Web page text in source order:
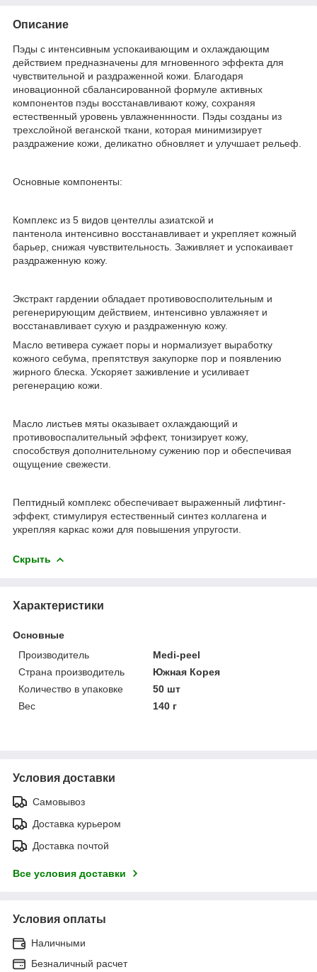
Описание
Пэды с интенсивным успокаивающим и охлаждающим
действием предназначены для мгновенного эффекта для
чувствительной и раздраженной кожи. Благодаря
иновационной сбалансированной формуле активных
компонентов пэды восстанавливают кожу, сохраняя
естественный уровень увлажненнности. Пэды созданы из
трехслойной веганской ткани, которая минимизирует
раздражение кожи, деликатно обновляет и улучшает рельеф.
Основные компоненты:
Комплекс из 5 видов центеллы азиатской и
пантенола интенсивно восстанавливает и укрепляет кожный
барьер, снижая чувствительность. Заживляет и успокаивает
раздраженную кожу.
Экстракт гардении обладает противовосполительным и
регенерирующим действием, интенсивно увлажняет и
восстанавливает сухую и раздраженную кожу.
Масло ветивера сужает поры и нормализует выработку
кожного себума, препятствуя закупорке пор и появлению
жирного блеска. Ускоряет заживление и усиливает
регенерацию кожи.
Масло листьев мяты оказывает охлаждающий и
противовоспалительный эффект, тонизирует кожу,
способствуя дополнительному сужению пор и обеспечивая
ощущение свежести.
Пептидный комплекс обеспечивает выраженный лифтинг-
эффект, стимулируя естественный синтез коллагена и
укрепляя каркас кожи для повышения упругости.
Скрыть
Характеристики
Основные
Производитель
Medi-peel
Страна производитель
Южная Корея
Количество в упаковке
50 шт
Вес
140 г
Условия доставки
Самовывоз
Доставка курьером
Доставка почтой
Все условия доставки
Условия оплаты
Наличными
Безналичный расчет